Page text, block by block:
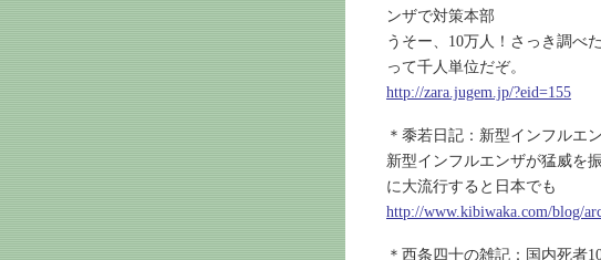
ンザで対策本部
うそー、10万人！さっき調べ
って千人単位だぞ。
http://zara.jugem.jp/?eid=155
＊黍若日記：新型インフルエ
新型インフルエンザが猛威を
に大流行すると日本でも
http://www.kibiwaka.com/blog/
＊西条四十の雑記：国内死